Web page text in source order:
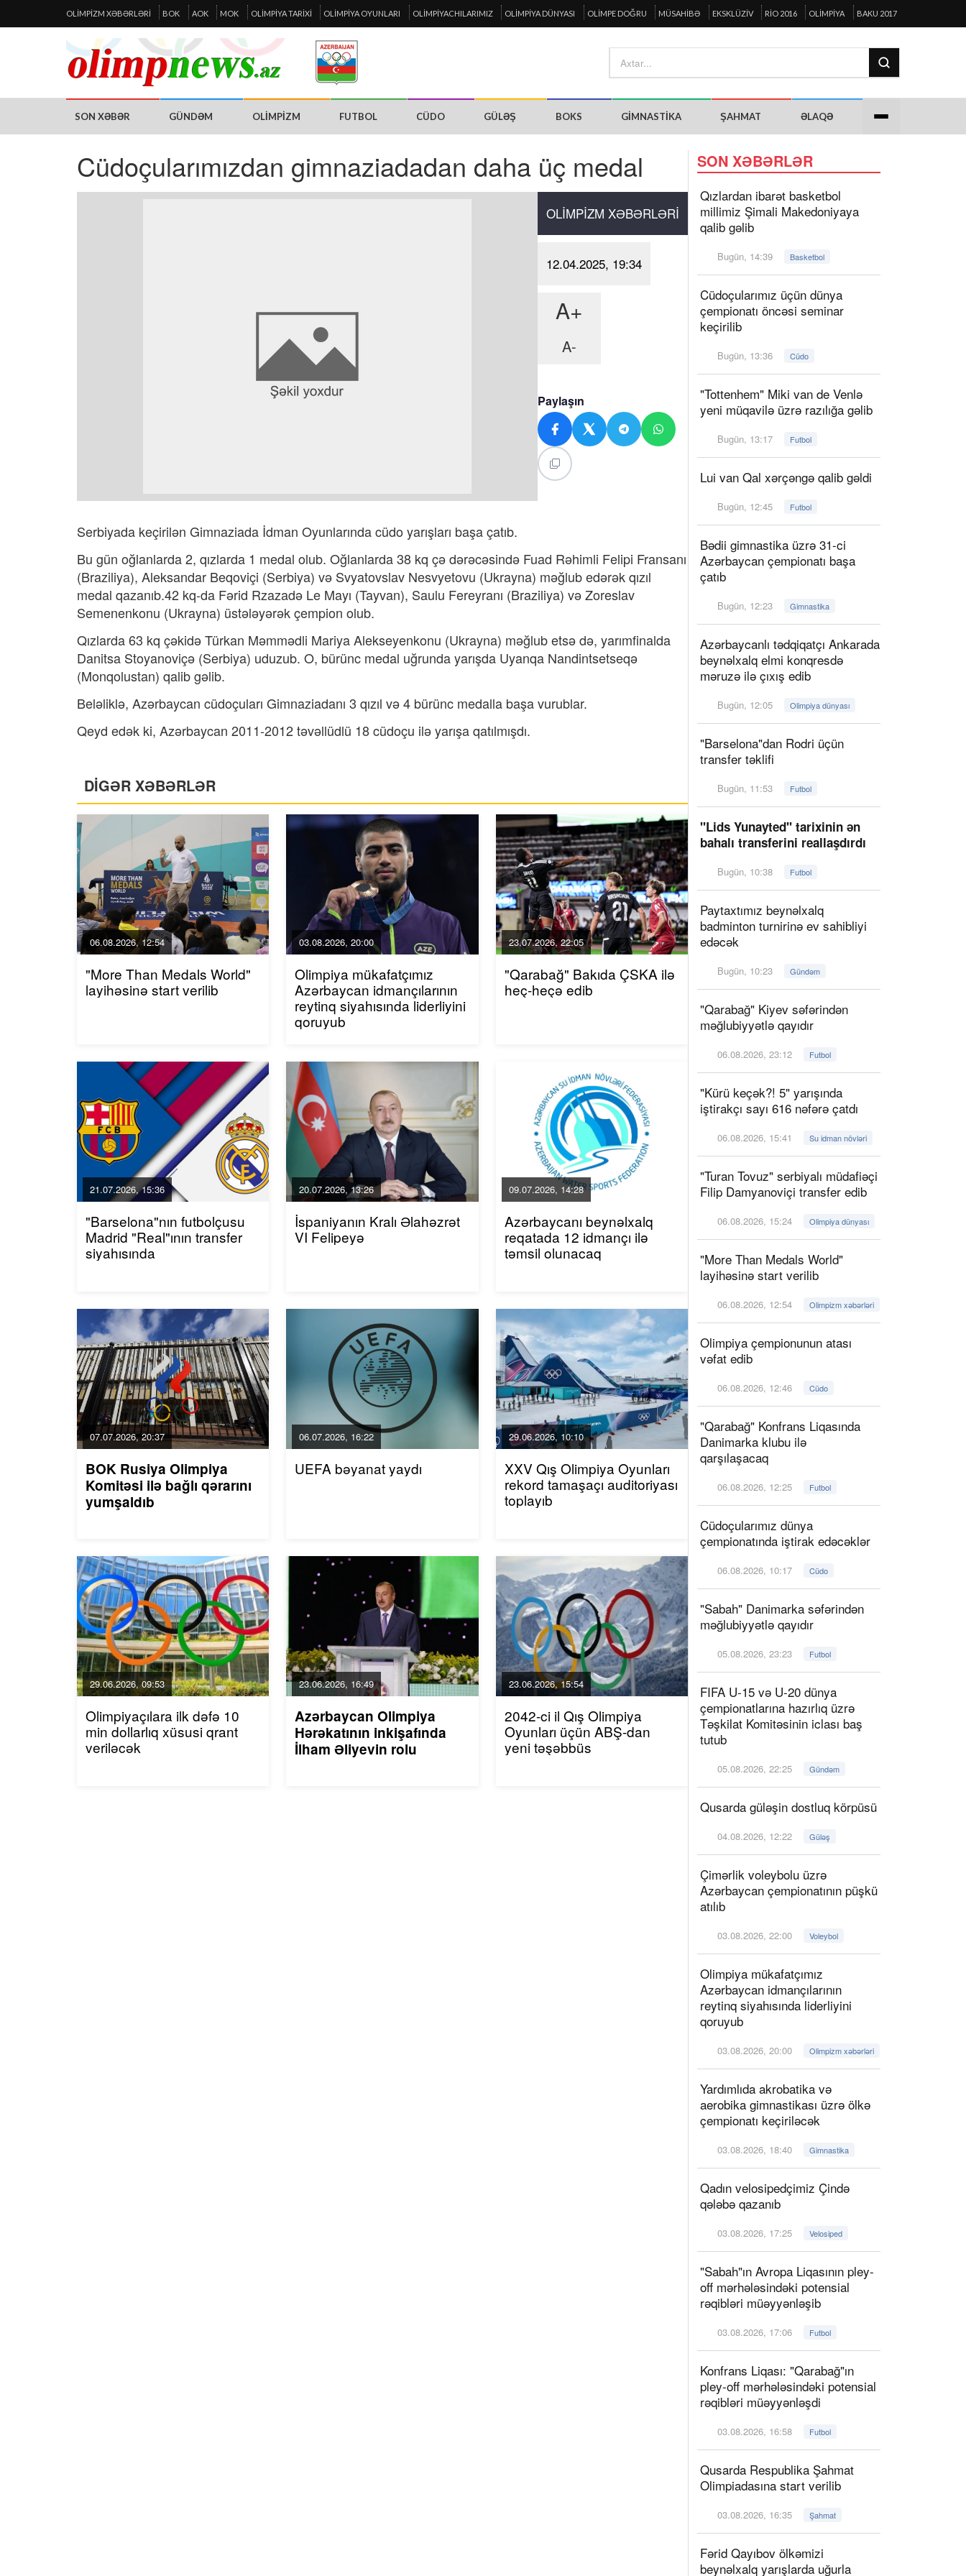
OLIMPIZM XƏBƏRLƏRI BOK AOK MOK OLIMPIYA TARIXI OLIMPIYA OYUNLARI OLIMPIYACHILARIMIZ OLIMPIYA DÜNYASI OLIMPE DOĞRU MÜSAHIBƏ EKSKLÜZIV RIO 2016 OLIMPIYA BAKU 2017
SON XƏBƏR GÜNDƏM OLIMPIZM FUTBOL CÜDO GÜLƏŞ BOKS GIMNASTIKA ŞAHMAT ƏLAQƏ
Cüdoçularımızdan gimnaziadadan daha üç medal
OLIMPIZM XƏBƏRLƏRI
12.04.2025, 19:34
A+
A-
Paylaşın
Serbiyada keçirilən Gimnaziada İdman Oyunlarında cüdo yarışları başa çatıb.
Bu gün oğlanlarda 2, qızlarda 1 medal olub. Oğlanlarda 38 kq çə dərəcəsində Fuad Rəhimli Felipi Fransanı
(Braziliya), Aleksandar Beqoviçi (Serbiya) və Svyatovslav Nesvyetovu (Ukrayna) məğlub edərək qızıl
medal qazanıb.42 kq-da Fərid Rzazadə Le Mayı (Tayvan), Saulu Fereyranı (Braziliya) və Zoreslav
Semenenkonu (Ukrayna) üstələyərək çempion olub.
Qızlarda 63 kq çəkidə Türkan Məmmədli Mariya Alekseyenkonu (Ukrayna) məğlub etsə də, yarımfinalda
Danitsa Stoyanoviçə (Serbiya) uduzub. O, bürünc medal uğrunda yarışda Uyanqa Nandintsetseqə
(Monqolustan) qalib gəlib.
Beləliklə, Azərbaycan cüdoçuları Gimnaziadanı 3 qızıl və 4 bürünc medalla başa vurublar.
Qeyd edək ki, Azərbaycan 2011-2012 təvəllüdlü 18 cüdoçu ilə yarışa qatılmışdı.
DİGƏR XƏBƏRLƏR
06.08.2026, 12:54
"More Than Medals World"
layihəsinə start verilib
03.08.2026, 20:00
Olimpiya mükafatçımız
Azərbaycan idmançılarının
reytinq siyahısında liderliyini
qoruyub
23.07.2026, 22:05
"Qarabağ" Bakıda ÇSKA ilə
heç-heçə edib
21.07.2026, 15:36
"Barselona"nın futbolçusu
Madrid "Real"ının transfer
siyahısında
20.07.2026, 13:26
İspaniyanın Kralı Əlahəzrət
VI Felipeyə
09.07.2026, 14:28
Azərbaycanı beynəlxalq
reqatada 12 idmançı ilə
təmsil olunacaq
07.07.2026, 20:37
BOK Rusiya Olimpiya
Komitəsi ilə bağlı qərarını
yumşaldıb
06.07.2026, 16:22
UEFA bəyanat yaydı
29.06.2026, 10:10
XXV Qış Olimpiya Oyunları
rekord tamaşaçı auditoriyası
toplayıb
29.06.2026, 09:53
Olimpiyaçılara ilk dəfə 10
min dollarlıq xüsusi qrant
veriləcək
23.06.2026, 16:49
Azərbaycan Olimpiya
Hərəkatının inkişafında
İlham Əliyevin rolu
23.06.2026, 15:54
2042-ci il Qış Olimpiya
Oyunları üçün ABŞ-dan
yeni təşəbbüs
SON XƏBƏRLƏR
Qızlardan ibarət basketbol
millimiz Şimali Makedoniyaya
qalib gəlib
Bugün, 14:39 Basketbol
Cüdoçularımız üçün dünya
çempionatı öncəsi seminar
keçirilib
Bugün, 13:36 Cüdo
"Tottenhem" Miki van de Venlə
yeni müqavilə üzrə razılığa gəlib
Bugün, 13:17 Futbol
Lui van Qal xərçəngə qalib gəldi
Bugün, 12:45 Futbol
Bədii gimnastika üzrə 31-ci
Azərbaycan çempionatı başa
çatıb
Bugün, 12:23 Gimnastika
Azərbaycanlı tədqiqatçı Ankarada
beynəlxalq elmi konqresdə
məruzə ilə çıxış edib
Bugün, 12:05 Olimpiya dünyası
"Barselona"dan Rodri üçün
transfer təklifi
Bugün, 11:53 Futbol
"Lids Yunayted" tarixinin ən
bahalı transferini reallaşdırdı
Bugün, 10:38 Futbol
Paytaxtımız beynəlxalq
badminton turnirinə ev sahibliyi
edəcək
Bugün, 10:23 Gündəm
"Qarabağ" Kiyev səfərindən
məğlubiyyətlə qayıdır
06.08.2026, 23:12 Futbol
"Kürü keçək?! 5" yarışında
iştirakçı sayı 616 nəfərə çatdı
06.08.2026, 15:41 Su idman növləri
"Turan Tovuz" serbiyalı müdafiəçi
Filip Damyanoviçi transfer edib
06.08.2026, 15:24 Olimpiya dünyası
"More Than Medals World"
layihəsinə start verilib
06.08.2026, 12:54 Olimpizm xəbərləri
Olimpiya çempionunun atası
vəfat edib
06.08.2026, 12:46 Cüdo
"Qarabağ" Konfrans Liqasında
Danimarka klubu ilə
qarşılaşacaq
06.08.2026, 12:25 Futbol
Cüdoçularımız dünya
çempionatında iştirak edəcəklər
06.08.2026, 10:17 Cüdo
"Sabah" Danimarka səfərindən
məğlubiyyətlə qayıdır
05.08.2026, 23:23 Futbol
FIFA U-15 və U-20 dünya
çempionatlarına hazırlıq üzrə
Təşkilat Komitəsinin iclası baş
tutub
05.08.2026, 22:25 Gündəm
Qusarda güləşin dostluq körpüsü
04.08.2026, 12:22 Güləş
Çimərlik voleybolu üzrə
Azərbaycan çempionatının püşkü
atılıb
03.08.2026, 22:00 Voleybol
Olimpiya mükafatçımız
Azərbaycan idmançılarının
reytinq siyahısında liderliyini
qoruyub
03.08.2026, 20:00 Olimpizm xəbərləri
Yardımlıda akrobatika və
aerobika gimnastikası üzrə ölkə
çempionatı keçiriləcək
03.08.2026, 18:40 Gimnastika
Qadın velosipedçimiz Çində
qələbə qazanıb
03.08.2026, 17:25 Velosiped
"Sabah"ın Avropa Liqasının pley-
off mərhələsindəki potensial
rəqibləri müəyyənləşib
03.08.2026, 17:06 Futbol
Konfrans Liqası: "Qarabağ"ın
pley-off mərhələsindəki potensial
rəqibləri müəyyənləşdi
03.08.2026, 16:58 Futbol
Qusarda Respublika Şahmat
Olimpiadasına start verilib
03.08.2026, 16:35 Şahmat
Fərid Qayıbov ölkəmizi
beynəlxalq yarışlarda uğurla